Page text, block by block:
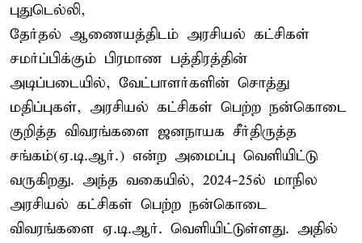
புதுடெல்லி,
தேர்தல் ஆணையத்திடம் அரசியல் கட்சிகள்
சமர்ப்பிக்கும் பிரமாண பத்திரத்தின்
அடிப்படையில், வேட்பாளர்களின் சொத்து
மதிப்புகள், அரசியல் கட்சிகள் பெற்ற நன்கொடை
குறித்த விவரங்களை ஜனநாயக சீர்திருத்த
சங்கம்(ஏ.டி.ஆர்.) என்ற அமைப்பு வெளியிட்டு
வருகிறது. அந்த வகையில், 2024-25ல் மாநில
அரசியல் கட்சிகள் பெற்ற நன்கொடை
விவரங்களை ஏ.டி.ஆர். வெளியிட்டுள்ளது. அதில்